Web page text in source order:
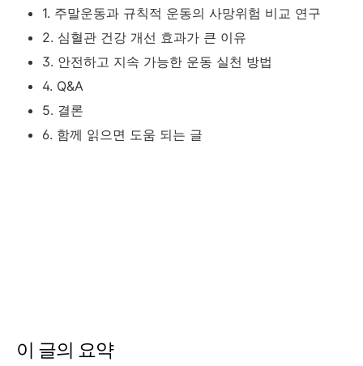
1. 주말운동과 규칙적 운동의 사망위험 비교 연구
2. 심혈관 건강 개선 효과가 큰 이유
3. 안전하고 지속 가능한 운동 실천 방법
4. Q&A
5. 결론
6. 함께 읽으면 도움 되는 글
이 글의 요약